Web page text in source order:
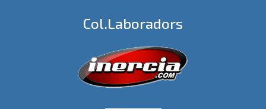
Col.laboradors